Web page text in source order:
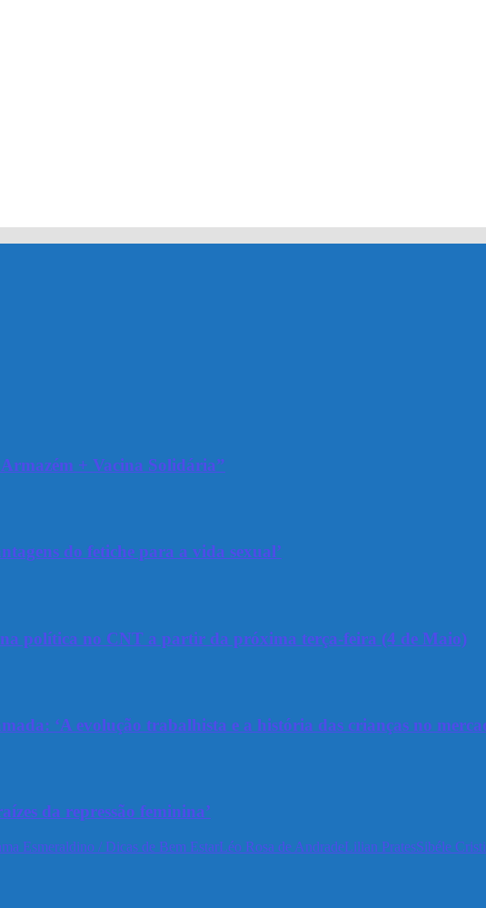
+ Vacina Solidária”
do fetiche para a vida sexual’
política no CNT a partir da próxima terça-feira (4 de Maio)
‘A evolução trabalhista e a história das crianças no
da repressão feminina’
Esmeraldino / Dicas de Bem EstarLéo Rosa de AndradeLilian PratesSibéle